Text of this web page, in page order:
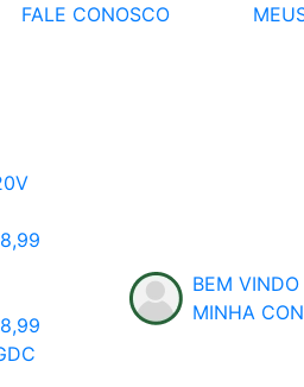
FALE CONOSCO
BEM VINDO
MINHA